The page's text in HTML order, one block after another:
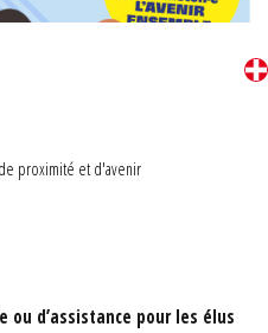
proximité et d'avenir
ou d’assistance pour les élus